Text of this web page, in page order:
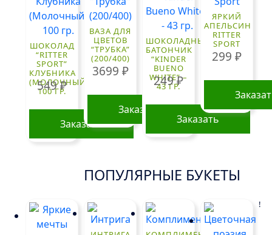
ШОКОЛАД
“RITTER
SPORT”
КЛУБНИКА
(МОЛОЧНЫЙ)
100 ГР.
549₽
Заказать
ВАЗА ДЛЯ
ЦВЕТОВ
“ТРУБКА”
(200/400)
3699 ₽
Заказать
ШОКОЛАДНЫЙ
БАТОНЧИК
“KINDER
BUENO
WHITE” –
43 ГР.
249₽
Заказать
ЯРКИЙ
АПЕЛЬСИН
RITTER
SPORT
299₽
ПОПУЛЯРНЫЕ БУКЕТЫ
!